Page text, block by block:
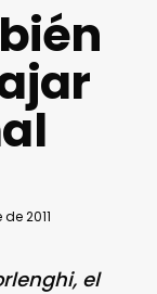
2011
el